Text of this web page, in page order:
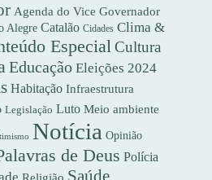
Agenda do Vice Governador
Alegre Catalão Cidades Clima &
EspecialCultura
Educação Eleições 2024
Habitação Infraestrutura
Legislação Luto Meio ambiente
Notícia Opinião
de Deus Polícia
Saúde